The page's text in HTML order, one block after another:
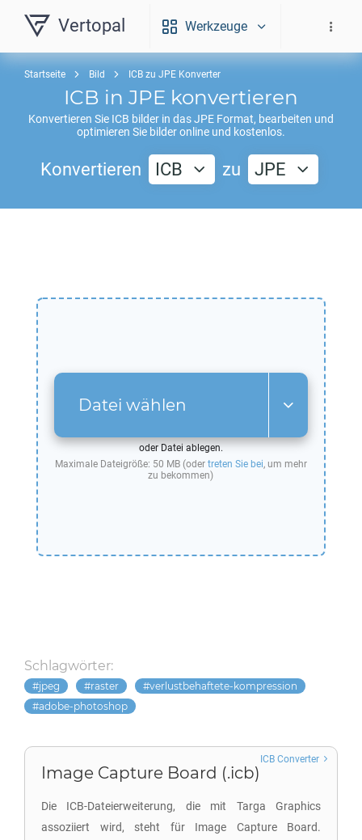
Vertopal Werkzeuge
Startseite Bild ICB zu JPE Konverter
ICB in JPE konvertieren
Konvertieren Sie ICB bilder in dasJPE Format, bearbeiten und
optimieren Sie bilder online und kostenlos.
Konvertieren ICB zu JPE
Datei wählen
oder Datei ablegen.
Maximale Dateigröße: 50 MB (oder treten Sie bei, um mehr
zu bekommen)
Schlagwörter:
jpeg raster
verlustbehaftete-kompression
adobe-photoshop
Image Capture Board (.icb)
Die ICB-Dateierweiterung, die mit Targa Graphics
assoziiert wird, steht für Image Capture Board.
ICB Converter